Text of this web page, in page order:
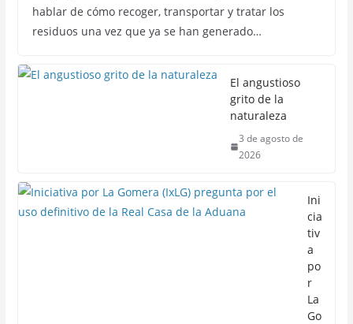
hablar de cómo recoger, transportar y tratar los
residuos una vez que ya se han generado…
El angustioso
grito de la
naturaleza
3 de agosto de
2026
Ini
cia
tiv
a
po
r
La
Go